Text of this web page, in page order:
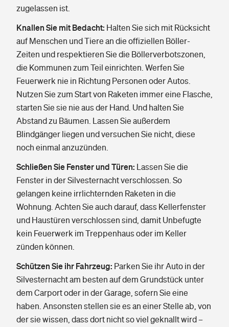
zugelassen ist.
Knallen Sie mit Bedacht: Halten Sie sich mit Rücksicht
auf Menschen und Tiere an die offiziellen Böller-
Zeiten und respektieren Sie die Böllerverbotszonen,
die Kommunen zum Teil einrichten. Werfen Sie
Feuerwerk nie in Richtung Personen oder Autos.
Nutzen Sie zum Start von Raketen immer eine Flasche,
starten Sie sie nie aus der Hand. Und halten Sie
Abstand zu Bäumen. Lassen Sie außerdem
Blindgänger liegen und versuchen Sie nicht, diese
noch einmal anzuzünden.
Schließen Sie Fenster und Türen: Lassen Sie die
Fenster in der Silvesternacht verschlossen. So
gelangen keine irrlichternden Raketen in die
Wohnung. Achten Sie auch darauf, dass Kellerfenster
und Haustüren verschlossen sind, damit Unbefugte
kein Feuerwerk im Treppenhaus oder im Keller
zünden können.
Schützen Sie ihr Fahrzeug: Parken Sie ihr Auto in der
Silvesternacht am besten auf dem Grundstück unter
dem Carport oder in der Garage, sofern Sie eine
haben. Ansonsten stellen sie es an einer Stelle ab, von
der sie wissen, dass dort nicht so viel geknallt wird –